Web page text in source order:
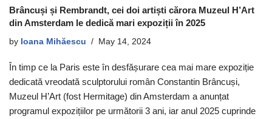
Brâncuși și Rembrandt, cei doi artiști cărora Muzeul H’Art
din Amsterdam le dedică mari expoziții în 2025
by Ioana Mihăescu May 14, 2024
În timp ce la Paris este în desfășurare cea mai mare expoziție
dedicată vreodată sculptorului român Constantin Brâncuși,
Muzeul H’Art (fost Hermitage) din Amsterdam a anunțat
programul expozițiilor pe următorii 3 ani, iar anul 2025 cuprinde